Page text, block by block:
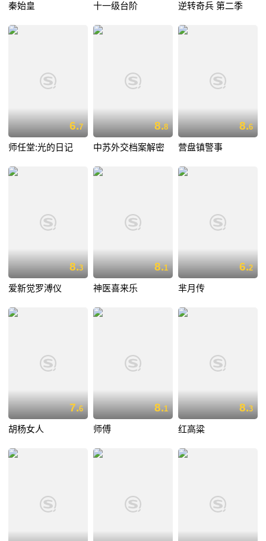
秦始皇 十一级台阶 逆转奇兵 第二季
6.7
师任堂:光的日记
8.8
中苏外交档案解密
8.6
营盘镇警事
8.3
爱新觉罗溥仪
8.1
神医喜来乐
6.2
芈月传
7.6
胡杨女人
8.1
师傅
8.3
红高粱